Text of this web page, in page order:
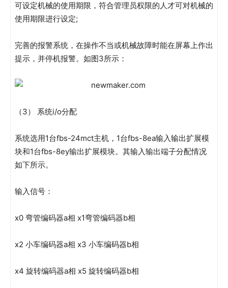
可设定机械的使用期限，符合管理员权限的人才可对机械的
使用期限进行设定;
完善的报警系统，在操作不当或机械故障时能在屏幕上作出
提示，并停机报警。如图3所示：
（3） 系统i/o分配
系统选用1台fbs-24mct主机，1台fbs-8ea输入输出扩展模
块和1台fbs-8ey输出扩展模块。其输入输出端子分配情况
如下所示。
输入信号：
x0 弯管编码器a相 x1弯管编码器b相
x2 小车编码器a相 x3 小车编码器b相
x4 旋转编码器a相 x5 旋转编码器b相